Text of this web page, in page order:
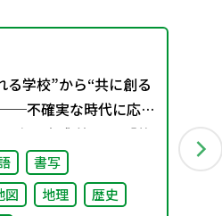
る学校”から“共に創る
不確実な時代に応
中の実践 第三回 「共
クト」“好き”が社会
学び
書写
図
地理
歴史